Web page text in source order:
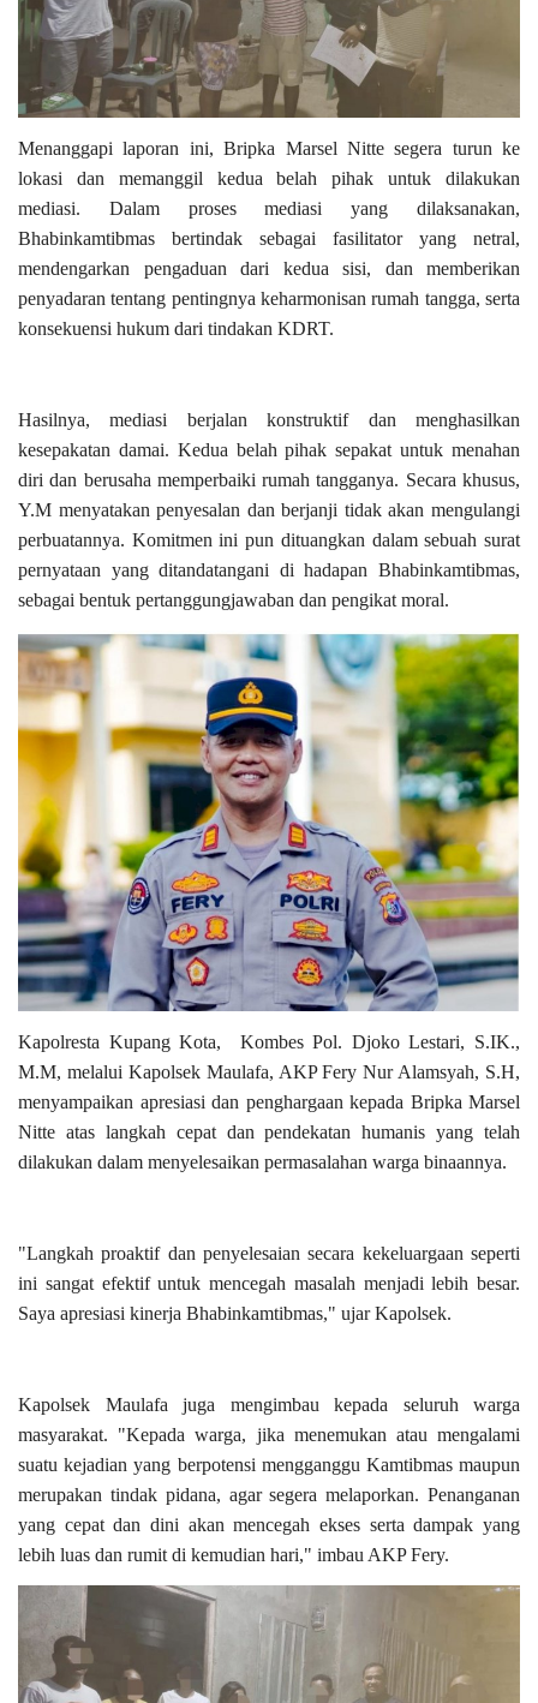
Menanggapi laporan ini, Bripka Marsel Nitte segera turun ke
lokasi dan memanggil kedua belah pihak untuk dilakukan
mediasi. Dalam proses mediasi yang dilaksanakan,
Bhabinkamtibmas bertindak sebagai fasilitator yang netral,
mendengarkan pengaduan dari kedua sisi, dan memberikan
penyadaran tentang pentingnya keharmonisan rumah tangga, serta
konsekuensi hukum dari tindakan KDRT.
Hasilnya, mediasi berjalan konstruktif dan menghasilkan
kesepakatan damai. Kedua belah pihak sepakat untuk menahan
diri dan berusaha memperbaiki rumah tangganya. Secara khusus,
Y.M menyatakan penyesalan dan berjanji tidak akan mengulangi
perbuatannya. Komitmen ini pun dituangkan dalam sebuah surat
pernyataan yang ditandatangani di hadapan Bhabinkamtibmas,
sebagai bentuk pertanggungjawaban dan pengikat moral.
Kapolresta Kupang Kota, Kombes Pol. Djoko Lestari, S.IK.,
M.M, melalui Kapolsek Maulafa, AKP Fery Nur Alamsyah, S.H,
menyampaikan apresiasi dan penghargaan kepada Bripka Marsel
Nitte atas langkah cepat dan pendekatan humanis yang telah
dilakukan dalam menyelesaikan permasalahan warga binaannya.
"Langkah proaktif dan penyelesaian secara kekeluargaan seperti
ini sangat efektif untuk mencegah masalah menjadi lebih besar.
Saya apresiasi kinerja Bhabinkamtibmas," ujar Kapolsek.
Kapolsek Maulafa juga mengimbau kepada seluruh warga
masyarakat. "Kepada warga, jika menemukan atau mengalami
suatu kejadian yang berpotensi mengganggu Kamtibmas maupun
merupakan tindak pidana, agar segera melaporkan. Penanganan
yang cepat dan dini akan mencegah ekses serta dampak yang
lebih luas dan rumit di kemudian hari," imbau AKP Fery.